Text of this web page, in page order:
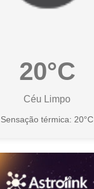
20°C
Céu Limpo
Sensação térmica: 20°C